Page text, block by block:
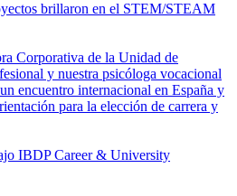
brillaron en el STEM/STEAM
Corporativa de la Unidad de
y nuestra psicóloga vocacional
encuentro internacional en España y
para la elección de carrera y
IBDP Career & University